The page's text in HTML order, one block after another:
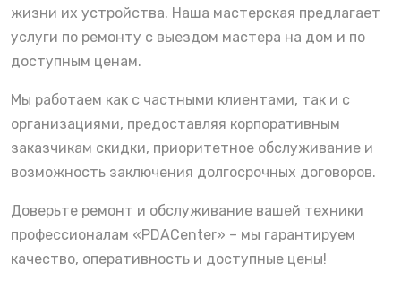
жизни их устройства. Наша мастерская предлагает
услуги по ремонту с выездом мастера на дом и по
доступным ценам.
Мы работаем как с частными клиентами, так и с
организациями, предоставляя корпоративным
заказчикам скидки, приоритетное обслуживание и
возможность заключения долгосрочных договоров.
Доверьте ремонт и обслуживание вашей техники
профессионалам «PDACenter» – мы гарантируем
качество, оперативность и доступные цены!